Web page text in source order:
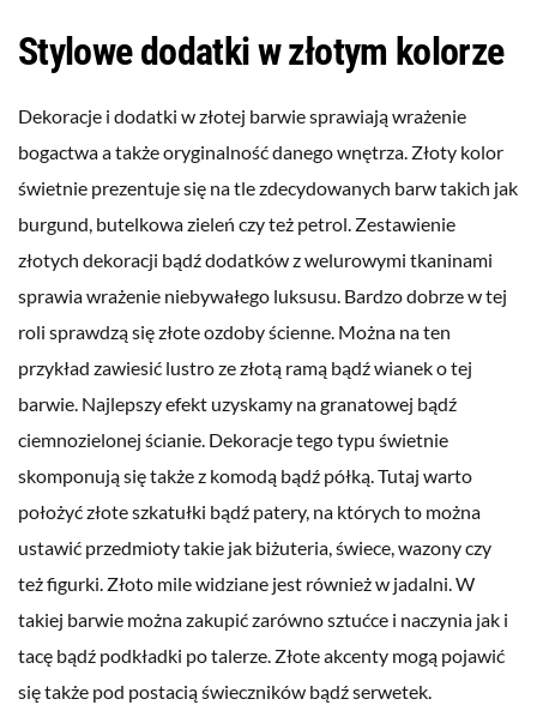
Stylowe dodatki w złotym kolorze
Dekoracje i dodatki w złotej barwie sprawiają wrażenie
bogactwa a także oryginalność danego wnętrza. Złoty kolor
świetnie prezentuje się na tle zdecydowanych barw takich jak
burgund, butelkowa zieleń czy też petrol. Zestawienie
złotych dekoracji bądź dodatków z welurowymi tkaninami
sprawia wrażenie niebywałego luksusu. Bardzo dobrze w tej
roli sprawdzą się złote ozdoby ścienne. Można na ten
przykład zawiesić lustro ze złotą ramą bądź wianek o tej
barwie. Najlepszy efekt uzyskamy na granatowej bądź
ciemnozielonej ścianie. Dekoracje tego typu świetnie
skomponują się także z komodą bądź półką. Tutaj warto
położyć złote szkatułki bądź patery, na których to można
ustawić przedmioty takie jak biżuteria, świece, wazony czy
też figurki. Złoto mile widziane jest również w jadalni. W
takiej barwie można zakupić zarówno sztućce i naczynia jak i
tacę bądź podkładki po talerze. Złote akcenty mogą pojawić
się także pod postacią świeczników bądź serwetek.